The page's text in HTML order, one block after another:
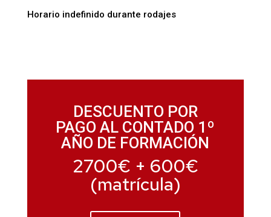
Horario indefinido durante rodajes
DESCUENTO POR
PAGO AL CONTADO 1º
AÑO DE FORMACIÓN
2700€ + 600€
(matrícula)